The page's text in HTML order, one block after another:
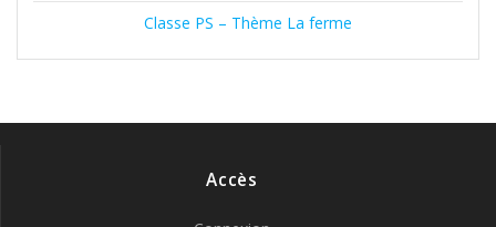
Classe PS – Thème La ferme
Accès